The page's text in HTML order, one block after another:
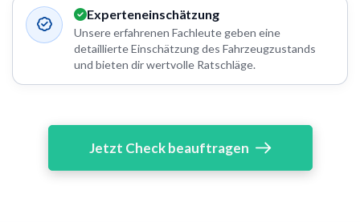
Experteneinschätzung
Unsere erfahrenen Fachleute geben eine
detaillierte Einschätzung des Fahrzeugzustands
und bieten dir wertvolle Ratschläge.
Jetzt Check beauftragen